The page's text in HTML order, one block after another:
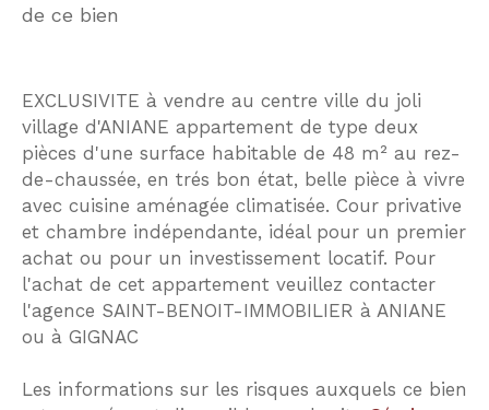
de ce bien
EXCLUSIVITE à vendre au centre ville du joli
village d'ANIANE appartement de type deux
pièces d'une surface habitable de 48 m² au rez-
de-chaussée, en trés bon état, belle pièce à vivre
avec cuisine aménagée climatisée. Cour privative
et chambre indépendante, idéal pour un premier
achat ou pour un investissement locatif. Pour
l'achat de cet appartement veuillez contacter
l'agence SAINT-BENOIT-IMMOBILIER à ANIANE
ou à GIGNAC
Les informations sur les risques auxquels ce bien